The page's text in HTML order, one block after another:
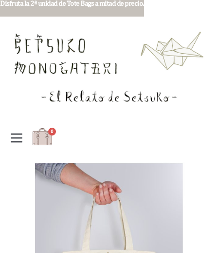
0
Disfruta la 2ª unidad de Tote Bags a mitad de precio.